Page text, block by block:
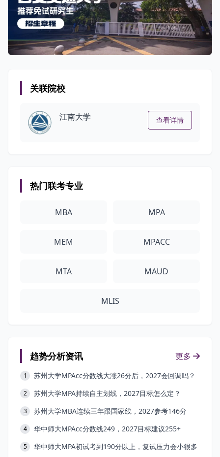
关联院校
江南大学 查看详情
热门联考专业
MBA MPA
MEM MPACC
MTA MAUD
MLIS
趋势分析资讯 更多
1 苏州大学MPAcc分数线大涨26分后，2027会回调吗？
2 苏州大学MPA持续自主划线，2027目标怎么定？
3 苏州大学MBA连续三年跟国家线，2027参考146分
4 华中师大MPAcc分数线249，2027目标建议255+
5 华中师大MPA初试考到190分以上，复试压力会小很多